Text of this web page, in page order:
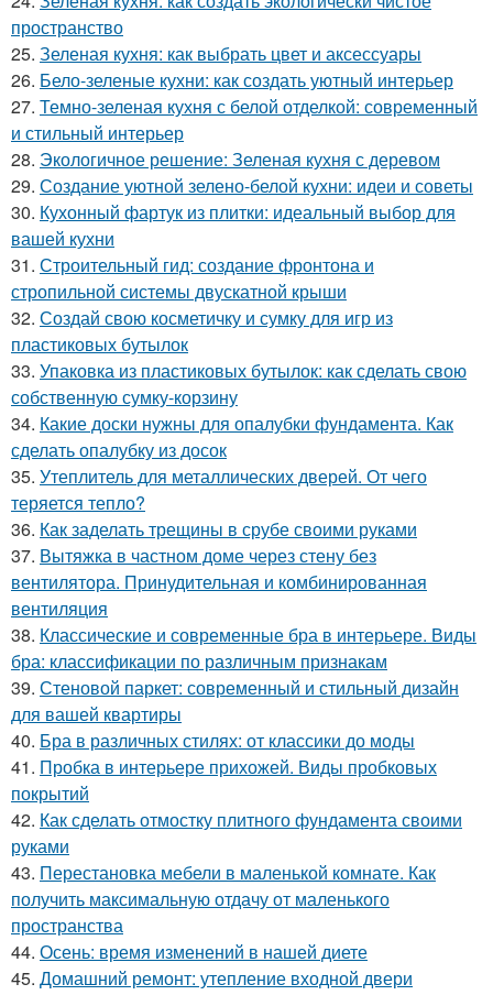
пространство
25. Зеленая кухня: как выбрать цвет и аксессуары
26. Бело-зеленые кухни: как создать уютный интерьер
27. Темно-зеленая кухня с белой отделкой: современный
и стильный интерьер
28. Экологичное решение: Зеленая кухня с деревом
29. Создание уютной зелено-белой кухни: идеи и советы
30. Кухонный фартук из плитки: идеальный выбор для
вашей кухни
31. Строительный гид: создание фронтона и
стропильной системы двускатной крыши
32. Создай свою косметичку и сумку для игр из
пластиковых бутылок
33. Упаковка из пластиковых бутылок: как сделать свою
собственную сумку-корзину
34. Какие доски нужны для опалубки фундамента. Как
сделать опалубку из досок
35. Утеплитель для металлических дверей. От чего
теряется тепло?
36. Как заделать трещины в срубе своими руками
37. Вытяжка в частном доме через стену без
вентилятора. Принудительная и комбинированная
вентиляция
38. Классические и современные бра в интерьере. Виды
бра: классификации по различным признакам
39. Стеновой паркет: современный и стильный дизайн
для вашей квартиры
40. Бра в различных стилях: от классики до моды
41. Пробка в интерьере прихожей. Виды пробковых
покрытий
42. Как сделать отмостку плитного фундамента своими
руками
43. Перестановка мебели в маленькой комнате. Как
получить максимальную отдачу от маленького
пространства
44. Осень: время изменений в нашей диете
45. Домашний ремонт: утепление входной двери